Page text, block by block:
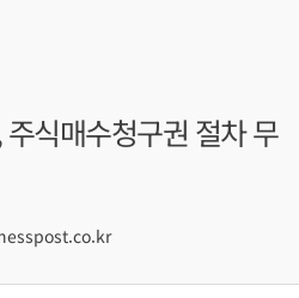
식매수청구권 절차 무